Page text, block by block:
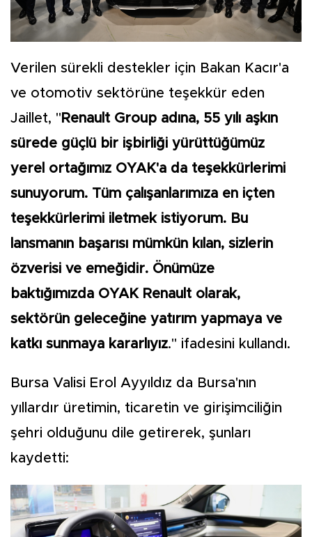
Verilen sürekli destekler için Bakan Kacır'a
ve otomotiv sektörüne teşekkür eden
Jaillet, " Renault Group adına, 55 yılı aşkın
sürede güçlü bir işbirliği yürüttüğümüz
yerel ortağımız OYAK'a da teşekkürlerimi
sunuyorum. Tüm çalışanlarımıza en içten
teşekkürlerimi iletmek istiyorum. Bu
lansmanın başarısı mümkün kılan, sizlerin
özverisi ve emeğidir. Önümüze
baktığımızda OYAK Renault olarak,
sektörün geleceğine yatırım yapmaya ve
katkı sunmaya kararlıyız." ifadesini kullandı.
Bursa Valisi Erol Ayyıldız da Bursa'nın
yıllardır üretimin, ticaretin ve girişimciliğin
şehri olduğunu dile getirerek, şunları
kaydetti: